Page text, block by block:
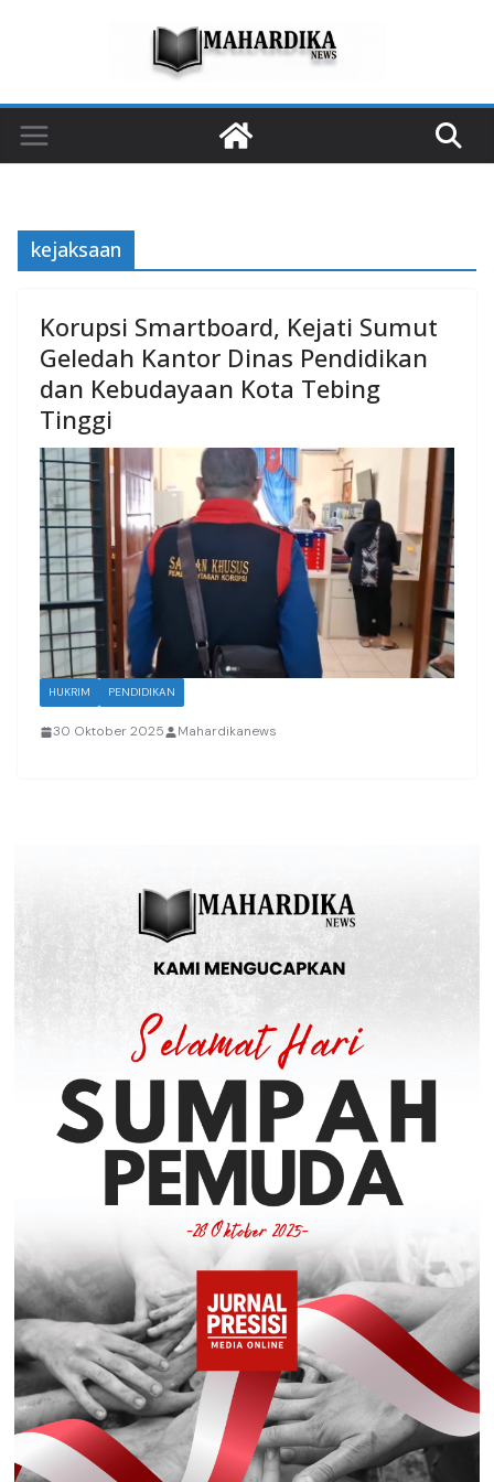
kejaksaan
Korupsi Smartboard, Kejati Sumut
Geledah Kantor Dinas Pendidikan
dan Kebudayaan Kota Tebing
Tinggi
HUKRIM PENDIDIKAN
30 Oktober 2025 Mahardikanews